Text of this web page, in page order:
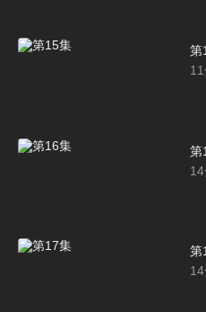
第
11
第
14
第
14